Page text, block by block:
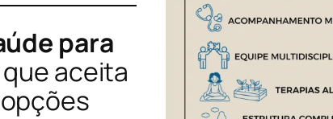
para
aceita